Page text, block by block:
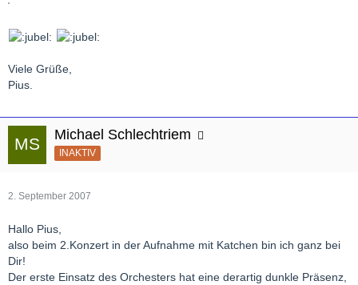
Viele Grüße,
Pius.
Michael Schlechtriem
INAKTIV
2. September 2007
Hallo Pius,
also beim 2.Konzert in der Aufnahme mit Katchen bin ich ganz bei
Dir!
Der erste Einsatz des Orchesters hat eine derartig dunkle Präsenz,